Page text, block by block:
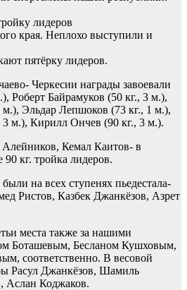
лидеров
края. Неплохо выступили и
пятёрку лидеров.
Черкесии награды завоевали
Роберт Байрамуков (50 кг., 3 м.),
Эльдар Лепшоков (73 кг., 1 м.),
3 м.), Кирилл Ончев (90 кг., 3 м.).
Кемал Каитов- в
кг. тройка лидеров.
на всех ступенях пьедестала-
Ристов, Казбек Джанкёзов, Азрет
места также за нашими
Боташевым, Бесланом Кушховым,
соответственно. В весовой
Расул Джанкёзов, Шамиль
Аслан Коджаков.